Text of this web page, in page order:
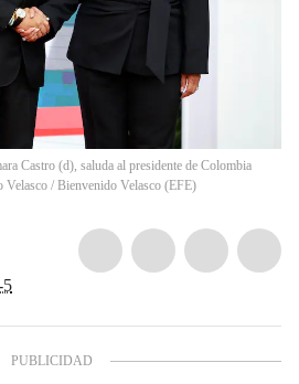
Castro (d), saluda al presidente de Colombia
Velasco / Bienvenido Velasco (EFE)